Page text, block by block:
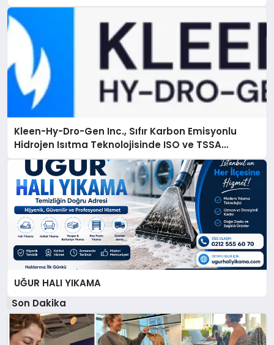
Kleen-Hy-Dro-Gen Inc., Sıfır Karbon Emisyonlu
Hidrojen Isıtma Teknolojisinde ISO ve TSSA
Düzenleyici Onaylarını Aldı
UĞUR HALI YIKAMA
Son Dakika